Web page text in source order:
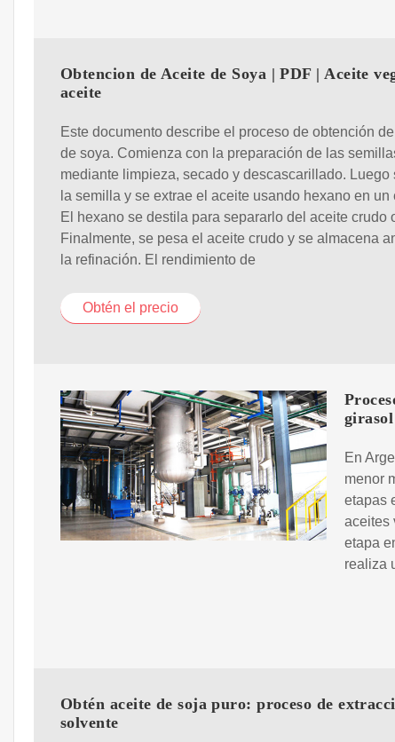
Obtencion de Aceite de Soya | PDF | Aceite
aceite
Este documento describe el proceso de obtención
de soya. Comienza con la preparación de las
mediante limpieza, secado y descascarillado. Luego
la semilla y se extrae el aceite usando hexano en un
El hexano se destila para separarlo del aceite crudo
Finalmente, se pesa el aceite crudo y se almacena
la refinación. El rendimiento de
Obtén el precio
girasol
En
menor
etapas
aceites
etapa
realiza
Obtén aceite de soja puro: proceso de
solvente